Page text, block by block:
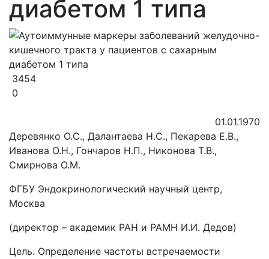
диабетом 1 типа
3454
0
01.01.1970
Деревянко О.С., Далантаева Н.С., Пекарева Е.В.,
Иванова О.Н., Гончаров Н.П., Никонова Т.В.,
Смирнова О.М.
ФГБУ Эндокринологический научный центр,
Москва
(директор – академик РАН и РАМН И.И. Дедов)
Цель. Определение частоты встречаемости